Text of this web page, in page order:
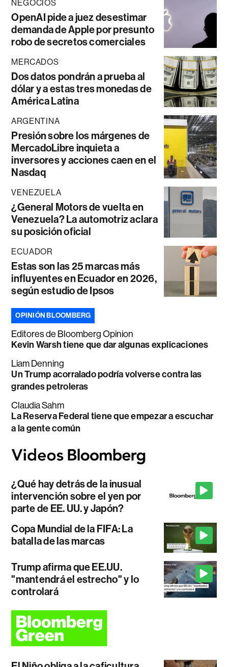
NEGOCIOS
OpenAI pide a juez desestimar
demanda de Apple por presunto
robo de secretos comerciales
MERCADOS
Dos datos pondrán a prueba al
dólar y a estas tres monedas de
América Latina
ARGENTINA
Presión sobre los márgenes de
MercadoLibre inquieta a
inversores y acciones caen en el
Nasdaq
VENEZUELA
¿General Motors de vuelta en
Venezuela? La automotriz aclara
su posición oficial
ECUADOR
Estas son las 25 marcas más
influyentes en Ecuador en 2026,
según estudio de Ipsos
OPINIÓN BLOOMBERG
Editores de Bloomberg Opinion
Kevin Warsh tiene que dar algunas explicaciones
Liam Denning
Un Trump acorralado podría volverse contra las
grandes petroleras
Claudia Sahm
La Reserva Federal tiene que empezar a escuchar
a la gente común
¿Qué hay detrás de la inusual
intervención sobre el yen por
parte de EE. UU. y Japón?
Copa Mundial de la FIFA: La
batalla de las marcas
Trump afirma que EE.UU.
"mantendrá el estrecho" y lo
controlará